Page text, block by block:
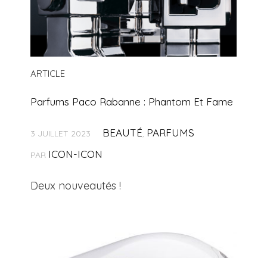
ARTICLE
Parfums Paco Rabanne : Phantom Et Fame
3 JUILLET 2023 BEAUTÉ, PARFUMS
PAR ICON-ICON
Deux nouveautés !